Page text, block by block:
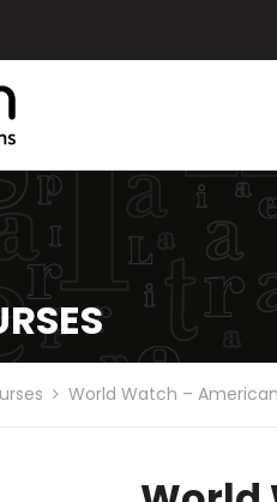
World Watch –